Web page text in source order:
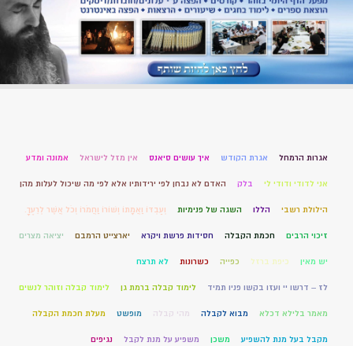
אגרות הרמחל אגרת הקודש איך עושים סיאנס אין מזל לישראל אמונה ומדע
אני לדודי ודודי לי בלק האדם לא נבחן לפי ירידותיו אלא לפי מה שיכול לעלות מהן
הילולת רשבי הללו השגה של פנימיות וְעַבְדּוֹ וַאֲמָתוֹ וְשׁוֹרוֹ וַחֲמֹרוֹ וְכֹל אֲשֶׁר לְרֵעֶךָ.
זיכוי הרבים חכמת הקבלה חסידות פרשת ויקרא יארצייט הרמבם יציאה מצרים
יש מאין כיפת ברזל כפייה כשרונות לא תרצח
לז – דרשו יי ועזו בקשו פניו תמיד לימוד קבלה ברמת גן לימוד קבלה וזוהר לנשים
מאמר בלילא דכלא מבוא לקבלה מהי קבלה מופשט מעלת חכמת הקבלה
מקבל בעל מנת להשפיע משכן משפיע על מנת לקבל נגיפים